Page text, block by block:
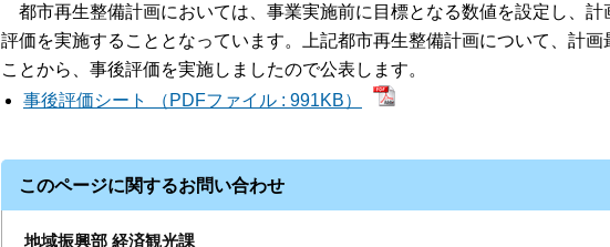
都市再生整備計画においては、事業実施前に目標となる数値を設定し、計
評価を実施することとなっています。上記都市再生整備計画について、計画
ことから、事後評価を実施しましたので公表します。
事後評価シート （PDFファイル : 991KB）
このページに関するお問い合わせ
地域振興部 経済観光課